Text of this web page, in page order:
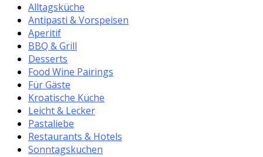
Alltagsküche
Antipasti & Vorspeisen
Aperitif
BBQ & Grill
Desserts
Food Wine Pairings
Für Gäste
Kroatische Küche
Leicht & Lecker
Pastaliebe
Restaurants & Hotels
Sonntagskuchen